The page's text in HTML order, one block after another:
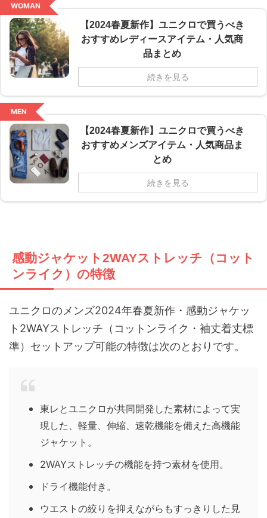
WOMAN
【2024春夏新作】ユニクロで買うべき
おすすめレディースアイテム・人気商
品まとめ
続きを見る
MEN
【2024春夏新作】ユニクロで買うべき
おすすめメンズアイテム・人気商品ま
とめ
続きを見る
感動ジャケット2WAYストレッチ（コット
ンライク）の特徴
ユニクロのメンズ2024年春夏新作・感動ジャケッ
ト2WAYストレッチ（コットンライク・袖丈着丈標
準）セットアップ可能の特徴は次のとおりです。
東レとユニクロが共同開発した素材によって実
現した、軽量、伸縮、速乾機能を備えた高機能
ジャケット。
2WAYストレッチの機能を持つ素材を使用。
ドライ機能付き。
ウエストの絞りを抑えながらもすっきりした見